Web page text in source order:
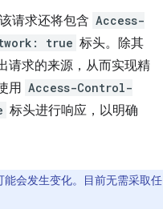
请求还将包含 Access-
true 标头。除其
请求的来源，从而实现精
用 Access-Control-
标头进行响应，以明确
能会发生变化。目前无需采取任